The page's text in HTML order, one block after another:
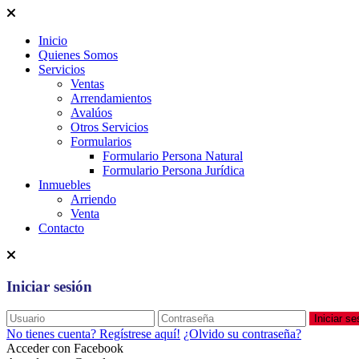
Inicio
Quienes Somos
Servicios
Ventas
Arrendamientos
Avalúos
Otros Servicios
Formularios
Formulario Persona Natural
Formulario Persona Jurídica
Inmuebles
Arriendo
Venta
Contacto
Iniciar sesión
Iniciar
No tienes cuenta? Regístrese aquí! ¿Olvido su contraseña?
Acceder con Facebook